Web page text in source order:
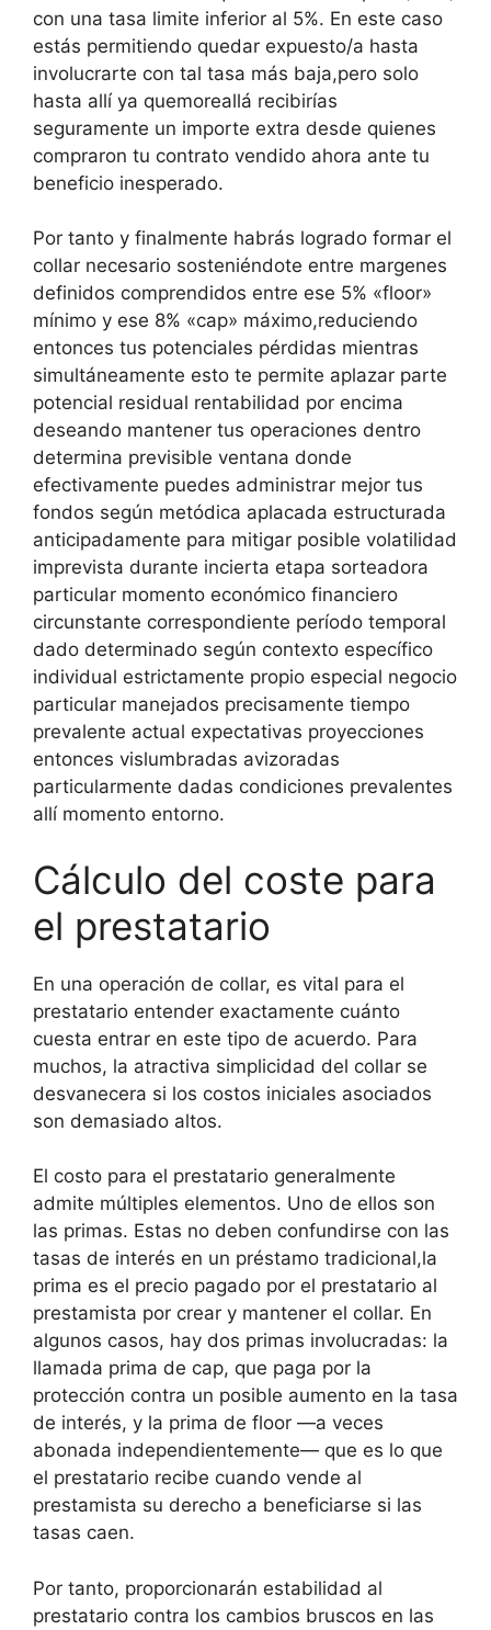
con una tasa limite inferior al 5%. En este caso
estás permitiendo quedar expuesto/a hasta
involucrarte con tal tasa más baja,pero solo
hasta allí ya quemoreallá recibirías
seguramente un importe extra desde quienes
compraron tu contrato vendido ahora ante tu
beneficio inesperado.
Por tanto y finalmente habrás logrado formar el
collar necesario sosteniéndote entre margenes
definidos comprendidos entre ese 5% «floor»
mínimo y ese 8% «cap» máximo,reduciendo
entonces tus potenciales pérdidas mientras
simultáneamente esto te permite aplazar parte
potencial residual rentabilidad por encima
deseando mantener tus operaciones dentro
determina previsible ventana donde
efectivamente puedes administrar mejor tus
fondos según metódica aplacada estructurada
anticipadamente para mitigar posible volatilidad
imprevista durante incierta etapa sorteadora
particular momento económico financiero
circunstante correspondiente período temporal
dado determinado según contexto específico
individual estrictamente propio especial negocio
particular manejados precisamente tiempo
prevalente actual expectativas proyecciones
entonces vislumbradas avizoradas
particularmente dadas condiciones prevalentes
allí momento entorno.
Cálculo del coste para
el prestatario
En una operación de collar, es vital para el
prestatario entender exactamente cuánto
cuesta entrar en este tipo de acuerdo. Para
muchos, la atractiva simplicidad del collar se
desvanecera si los costos iniciales asociados
son demasiado altos.
El costo para el prestatario generalmente
admite múltiples elementos. Uno de ellos son
las primas. Estas no deben confundirse con las
tasas de interés en un préstamo tradicional,la
prima es el precio pagado por el prestatario al
prestamista por crear y mantener el collar. En
algunos casos, hay dos primas involucradas: la
llamada prima de cap, que paga por la
protección contra un posible aumento en la tasa
de interés, y la prima de floor —a veces
abonada independientemente— que es lo que
el prestatario recibe cuando vende al
prestamista su derecho a beneficiarse si las
tasas caen.
Por tanto, proporcionarán estabilidad al
prestatario contra los cambios bruscos en las